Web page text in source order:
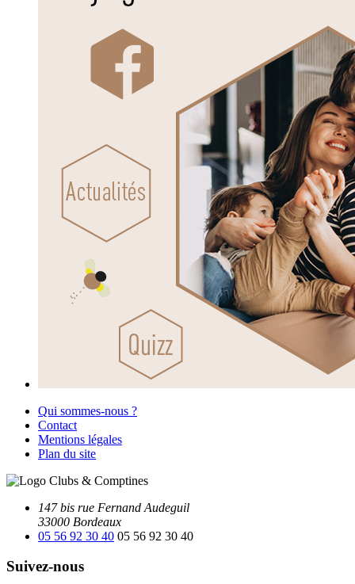
Qui sommes-nous ?
Contact
Mentions légales
Plan du site
147 bis rue Fernand Audeguil
33000 Bordeaux
05 56 92 30 40 05 56 92 30 40
Suivez-nous